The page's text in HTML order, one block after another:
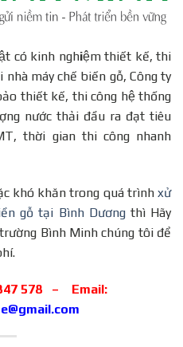
có kinh nghiệm thiết kế, thi
máy chế biến gỗ, Công ty
thiết kế, thi công hệ thống
nước thải đầu ra đạt tiêu
thời gian thi công nhanh
khó khăn trong quá trình xử
gỗ tại Bình Dương thì Hãy
Bình Minh chúng tôi để
578 –
Email: